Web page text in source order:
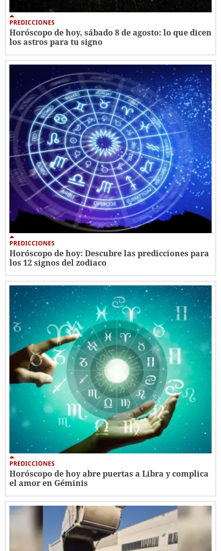
PREDICCIONES
Horóscopo de hoy, sábado 8 de agosto: lo que dicen
los astros para tu signo
PREDICCIONES
Horóscopo de hoy: Descubre las predicciones para
los 12 signos del zodiaco
PREDICCIONES
Horóscopo de hoy abre puertas a Libra y complica
el amor en Géminis